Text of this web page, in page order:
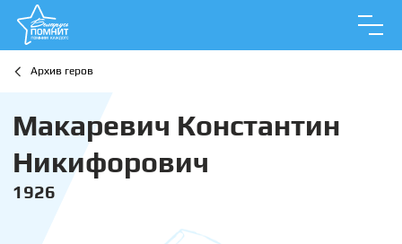
Архив геров
Макаревич Константин
Никифорович
1926